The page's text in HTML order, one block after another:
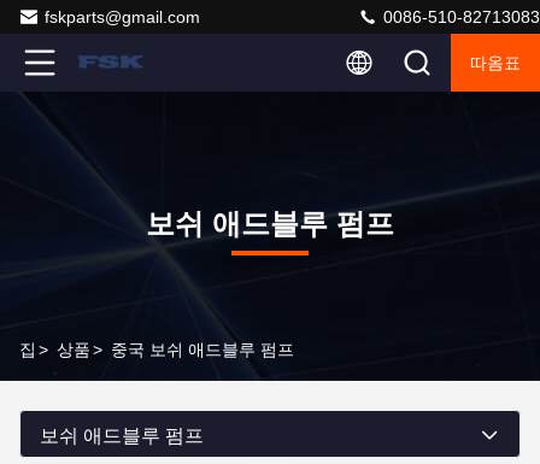
fskparts@gmail.com 0086-510-82713083
따옴표
보쉬 애드블루 펌프
집 > 상품> 중국 보쉬 애드블루 펌프
보쉬 애드블루 펌프